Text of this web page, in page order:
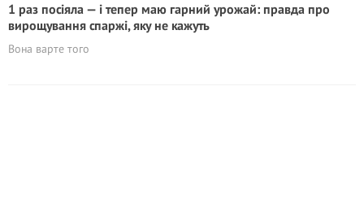
1 раз посіяла — і тепер маю гарний урожай: правда про
вирощування спаржі, яку не кажуть
Вона варте того